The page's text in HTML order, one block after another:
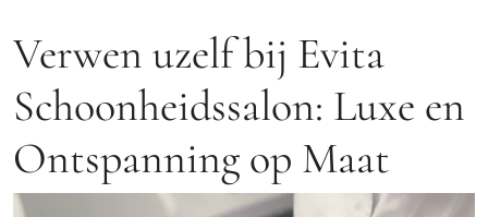
Verwen uzelf bij Evita
Schoonheidssalon: Luxe en
Ontspanning op Maat